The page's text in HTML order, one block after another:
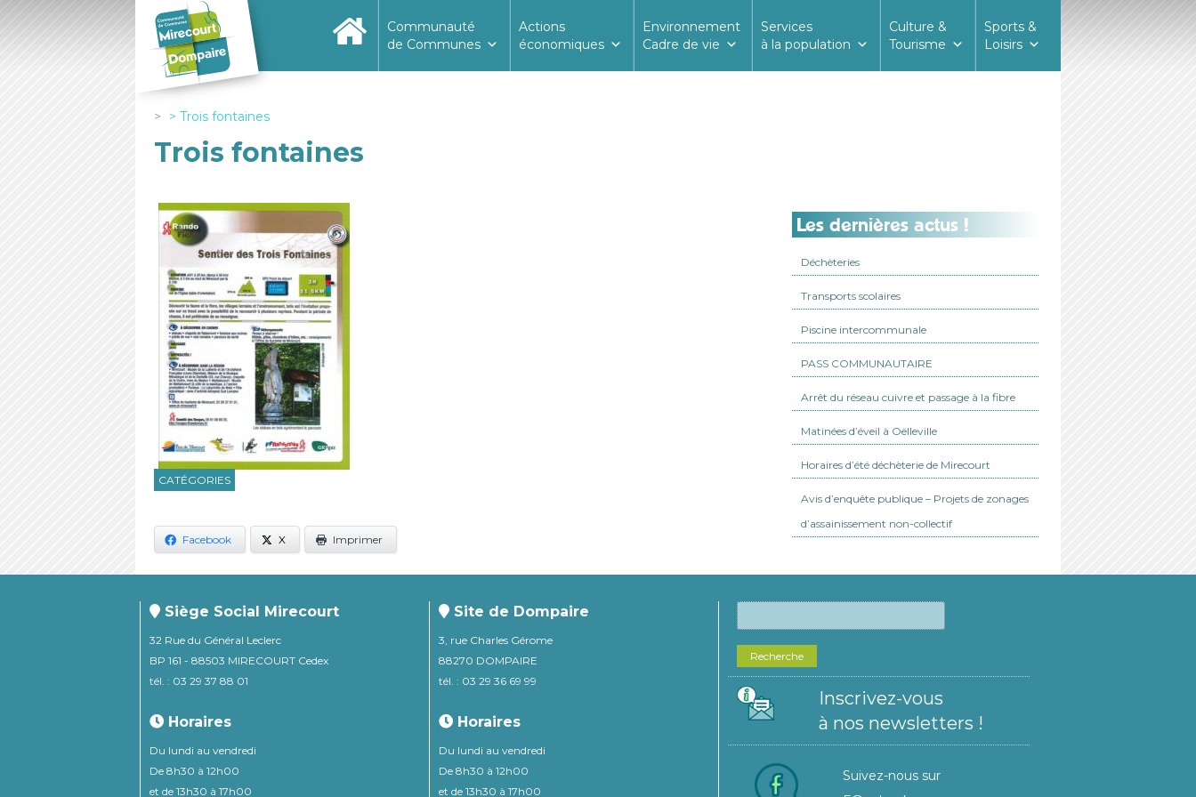
Communauté
de Communes
Actions
économiques
Environnement
Cadre de vie
Services
à la population
Culture &
Tourisme
Sports &
Loisirs
Trois fontaines
Trois fontaines
CATÉGORIES
Facebook X Imprimer
Les dernières actus !
Déchèteries
Transports scolaires
Piscine intercommunale
PASS COMMUNAUTAIRE
Arrêt du réseau cuivre et passage à la fibre
Matinées d’éveil à Oëlleville
Horaires d’été déchèterie de Mirecourt
Avis d’enquête publique – Projets de zonages
d’assainissement non-collectif
Siège Social Mirecourt
32 Rue du Général Leclerc
BP 161 - 88503 MIRECOURT Cedex
tél. : 03 29 37 88 01
Horaires
Du lundi au vendredi
De 8h30 à 12h00
et de 13h30 à 17h00
Site de Dompaire
3, rue Charles Gérome
88270 DOMPAIRE
tél. : 03 29 36 69 99
Horaires
Du lundi au vendredi
De 8h30 à 12h00
et de 13h30 à 17h00
Recherche
Inscrivez-vous
à nos newsletters !
Suivez-nous sur